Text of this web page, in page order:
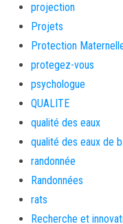
projection
Projets
Protection
protegez-vous
psychologue
QUALITE
qualité des eaux
qualité des eaux de
randonnée
Randonnées
rats
Recherche et